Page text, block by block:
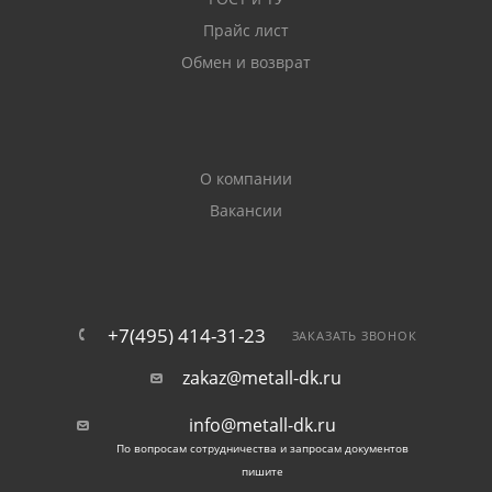
лаги и другие элементы заборов;
заземления объектов. Устойчивый к коррозии
по периметру сооружений, а также элементов,
Также полоса металлическая с цинковым
Прайс лист
Обмен и возврат
О компании
Вакансии
+7(495) 414-31-23 ЗАКАЗАТЬ ЗВОНОК
zakaz@metall-dk.ru
info@metall-dk.ru
По вопросам сотрудничества и запросам документов
пишите